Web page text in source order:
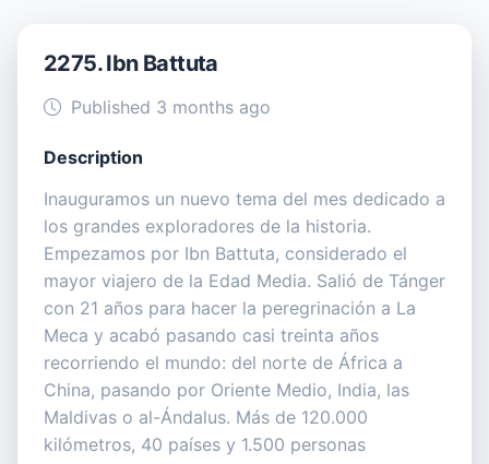
2275. Ibn Battuta
Published 3 months ago
Description
Inauguramos un nuevo tema del mes dedicado a
los grandes exploradores de la historia.
Empezamos por Ibn Battuta, considerado el
mayor viajero de la Edad Media. Salió de Tánger
con 21 años para hacer la peregrinación a La
Meca y acabó pasando casi treinta años
recorriendo el mundo: del norte de África a
China, pasando por Oriente Medio, India, las
Maldivas o al-Ándalus. Más de 120.000
kilómetros, 40 países y 1.500 personas